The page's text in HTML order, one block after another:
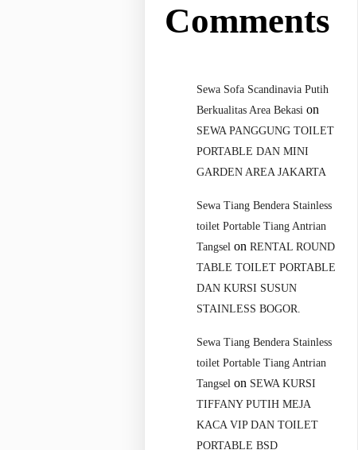
Comments
Sewa Sofa Scandinavia Putih
Berkualitas Area Bekasi on
SEWA PANGGUNG TOILET
PORTABLE DAN MINI
GARDEN AREA JAKARTA
Sewa Tiang Bendera Stainless
toilet Portable Tiang Antrian
Tangsel onRENTAL ROUND
TABLE TOILET PORTABLE
DAN KURSI SUSUN
STAINLESS BOGOR.
Sewa Tiang Bendera Stainless
toilet Portable Tiang Antrian
Tangsel on SEWA KURSI
TIFFANY PUTIH MEJA
KACA VIP DAN TOILET
PORTABLE BSD